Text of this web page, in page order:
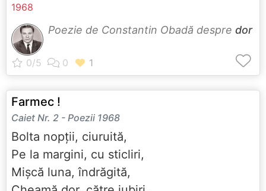
1968
Poezie de Constantin Obadă despre dor
Farmec !
Caiet Nr. 2 - Poezii 1968
Bolta nopții, ciuruită,
Pe la margini, cu sticliri,
Mișcă luna, îndrăgită,